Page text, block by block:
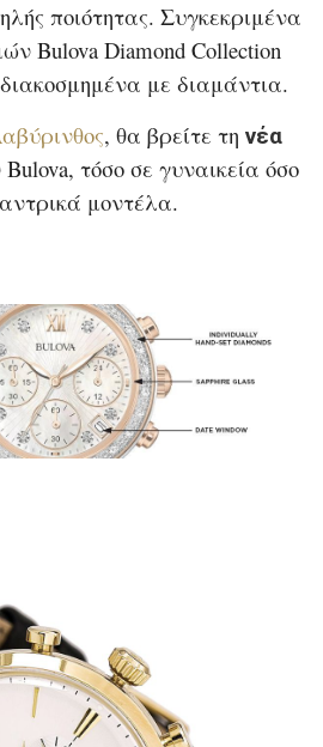
ποιότητας. Συγκεκριμένα
Bulova Diamond Collection
με διαμάντια.
, θα βρείτε τη νέα
τόσο σε γυναικεία όσο
μοντέλα.